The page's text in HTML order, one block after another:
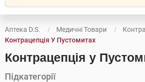
Аптека D.S. Медичні Товари
Контрацепція У Пустомитах
Контрацепція у
Підкатегорії